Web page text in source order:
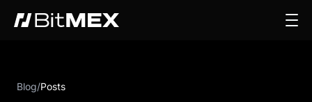
Blog/Posts